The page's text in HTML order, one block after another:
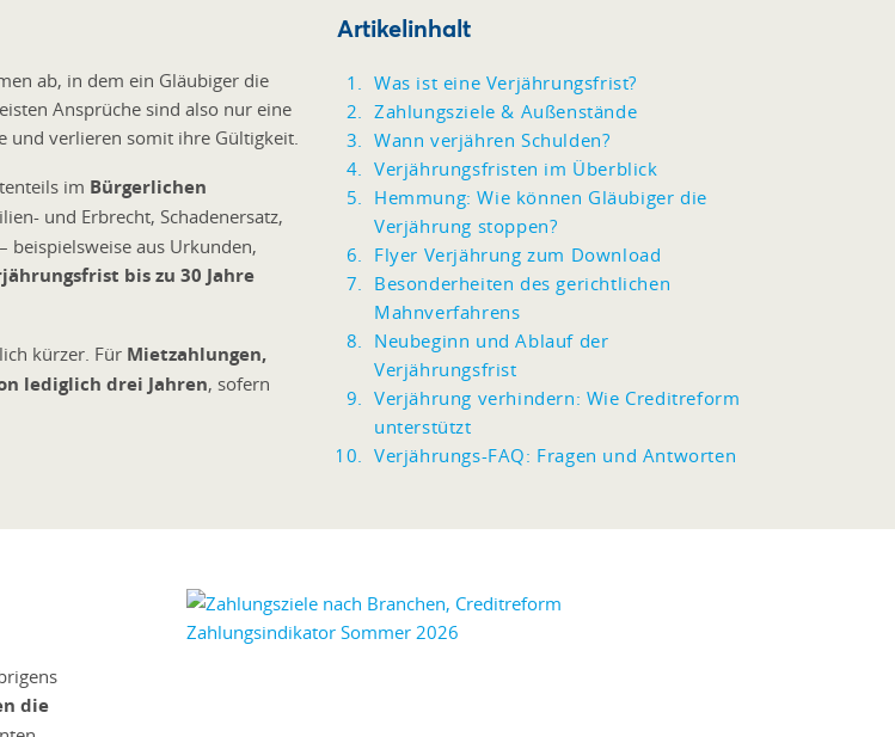
ab, in dem ein Gläubiger die
Ansprüche sind also nur eine
und verlieren somit ihre Gültigkeit.
im Bürgerlichen
und Erbrecht, Schadenersatz,
beispielsweise aus Urkunden,
bis zu 30 Jahre
kürzer. Für Mietzahlungen,
lediglich drei Jahren, sofern
Artikelinhalt
Was ist eine Verjährungsfrist?
Zahlungsziele & Außenstände
Wann verjähren Schulden?
Verjährungsfristen im Überblick
Hemmung: Wie können Gläubiger die
Verjährung stoppen?
Flyer Verjährung zum Download
Besonderheiten des gerichtlichen
Mahnverfahrens
Neubeginn und Ablauf der
Verjährungsfrist
Verjährung verhindern: Wie Creditreform
unterstützt
Verjährungs-FAQ: Fragen und Antworten
die